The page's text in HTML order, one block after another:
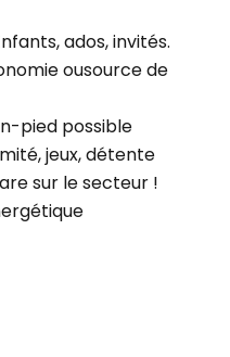
ados, invités.
ousource de
pied possible
jeux, détente
sur le secteur !